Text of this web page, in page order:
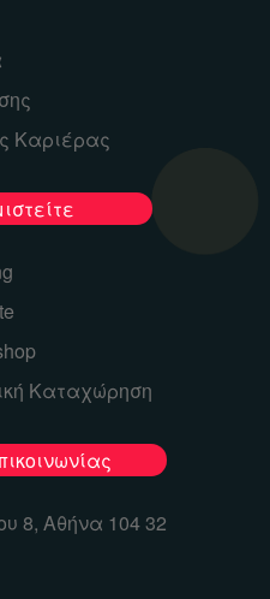
Καριέρας
Καταχώρηση
8, Αθήνα 104 32